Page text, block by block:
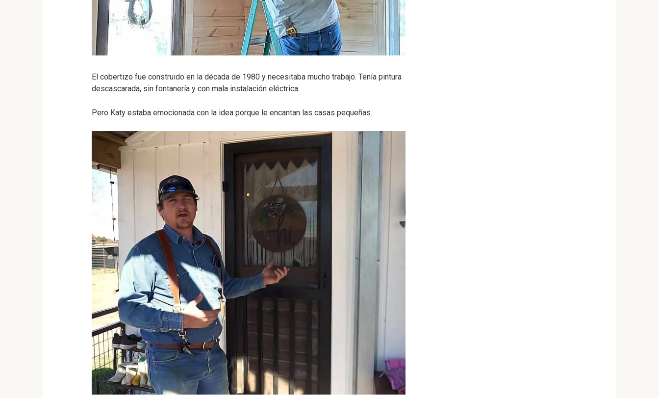
El cobertizo fue construido en la década de 1980 y necesitaba mucho trabajo. Tenía pintura
descascarada, sin fontanería y con mala instalación eléctrica.
Pero Katy estaba emocionada con la idea porque le encantan las casas pequeñas.